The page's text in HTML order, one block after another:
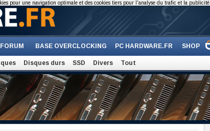
FORUM BASE OVERCLOCKING PC HARDWARE.FR SHOP
Disques durs SSD Divers Tout
pour une navigation optimale et des cookies tiers pour l'analyse du trafic et la publicité